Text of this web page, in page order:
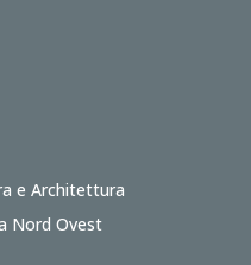
e Architettura
Nord Ovest